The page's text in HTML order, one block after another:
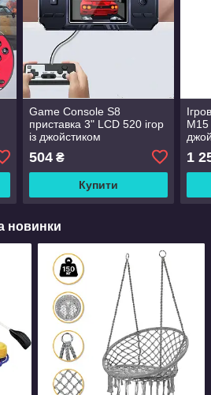
Game Console S8
приставка 3" LCD 520 ігор
із джойстиком
504₴
Купити
1
новинки